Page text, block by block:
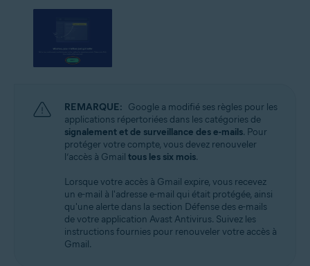
REMARQUE: Google a modifié ses règles pour les
applications répertoriées dans les catégories de
signalement et de surveillance des e-mails. Pour
protéger votre compte, vous devez renouveler
l’accès à Gmail tous les six mois.
Lorsque votre accès à Gmail expire, vous recevez
un e-mail à l'adresse e-mail qui était protégée, ainsi
qu'une alerte dans la section Défense des e-mails
de votre application Avast Antivirus. Suivez les
instructions fournies pour renouveler votre accès à
Gmail.